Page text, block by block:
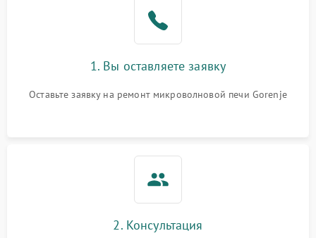
2200 ₽
Не работают сенсорные
1000 ₽
1. Вы оставляете заявку
Оставьте заявку на ремонт микроволновой печи Gorenje
2. Консультация